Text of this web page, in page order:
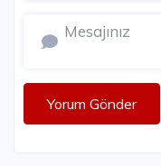
Yorum Gönder